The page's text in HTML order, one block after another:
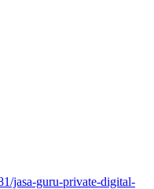
jasa-guru-private-digital-